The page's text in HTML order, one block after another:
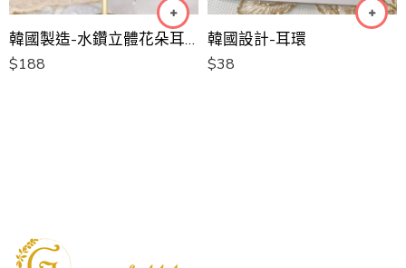
韓國製造-水鑽立體花朵耳環[韓國手工耳環]
$188
韓國設計-耳環
$38